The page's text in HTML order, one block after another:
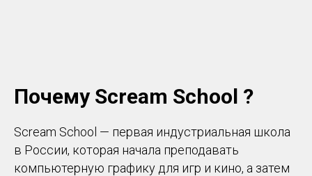
Почему Scream School ?
Scream School — первая индустриальная школа
в России, которая начала преподавать
компьютерную графику для игр и кино, а затем